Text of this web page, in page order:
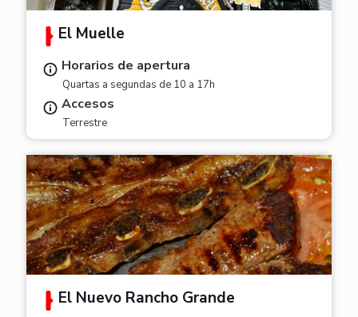
El Muelle
Horarios de apertura
Quartas a segundas de 10 a 17h
Accesos
Terrestre
El Nuevo Rancho Grande